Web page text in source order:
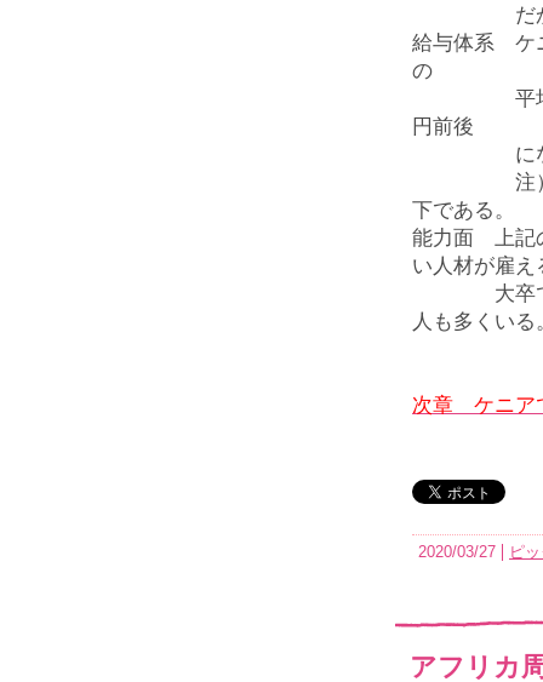
だから求
給与体系 ケ
の
平均は5か
円前後
になる
注）実際
下である。
能力面 上記
い人材が雇え
大卒でも
人も多くいる
次章 ケニア
2020/03/27 ピ
アフリカ